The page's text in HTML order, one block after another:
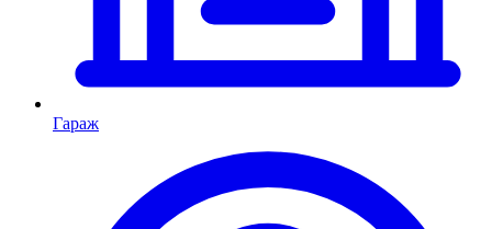
Гараж